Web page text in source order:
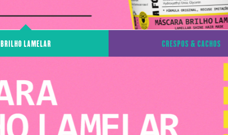
BRILHO LAMELAR CRESPOS & CACHOS